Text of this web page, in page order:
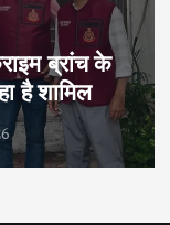
ब्रांच के
है शामिल